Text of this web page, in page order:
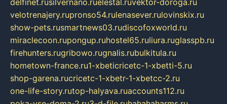
delfinet.rusilvernano.ruelestal.ruvektor-doroga.ru
velotrenajery.rupronso54.rulenasever.rulovinskix.ru
show-pets.rusmartnews03.rudiscofoxworld.ru
miraclecoon.rupongup.ruhostel65.ruliura.ruglasspb.ru
firehunters.rugribowo.rugnalis.rubulkitula.ru
hometown-france.ru1-xbeticricetc-1-xbetti-5.ru
shop-garena.rucricetc-1-xbetr-1-xbetcc-2.ru
one-life-story.rutop-halyava.ruaccounts112.ru